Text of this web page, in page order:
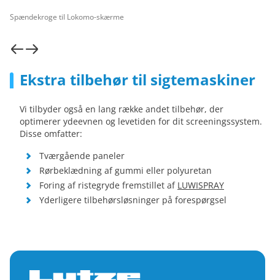
Ekstra tilbehør til sigtemaskiner
Vi tilbyder også en lang række andet tilbehør, der
optimerer ydeevnen og levetiden for dit screeningssystem.
Disse omfatter:
Tværgående paneler
Rørbeklædning af gummi eller polyuretan
Foring af ristegryde fremstillet af LUWISPRAY
Yderligere tilbehørsløsninger på forespørgsel
Spændekroge til Lokomo-skærme